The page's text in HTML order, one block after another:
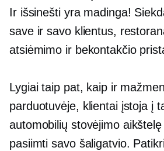
Ir išsinešti yra madinga!
save ir savo klientus,
atsiėmimo ir bekontakčio
Lygiai taip pat, kaip ir
parduotuvėje, klientai įstoja į
automobilių stovėjimo
pasiimti savo šaligatvio.